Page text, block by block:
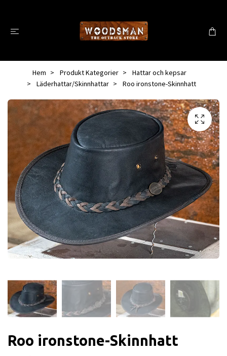
Hem Produkt Kategorier
Hattar och kepsar
Läderhattar/Skinnhattar
Roo ironstone-Skinnhatt
Roo ironstone-Skinnhatt